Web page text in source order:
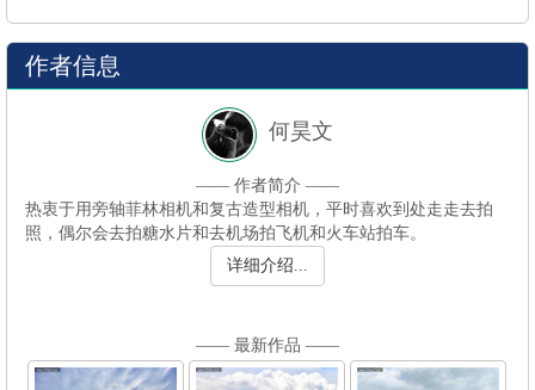
作者信息
何昊文
—— 作者简介 ——
照，偶尔会去拍糖水片和去机场拍飞机和火车站拍车。
详细介绍...
—— 最新作品 ——